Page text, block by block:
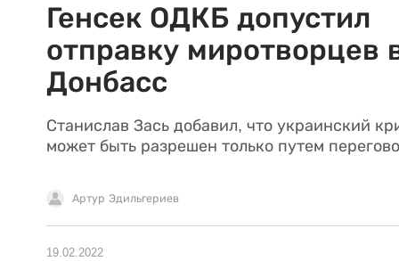
Генсек ОДКБ допустил
отправку миротворцев
Донбасс
Станислав Зась добавил, что украинский
может быть разрешен только путем
Артур Эдильгериев
19.02.2022